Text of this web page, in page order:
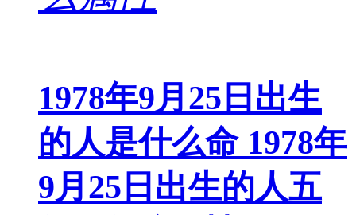
1978年9月25日出生
的人是什么命 1978年
9月25日出生的人五